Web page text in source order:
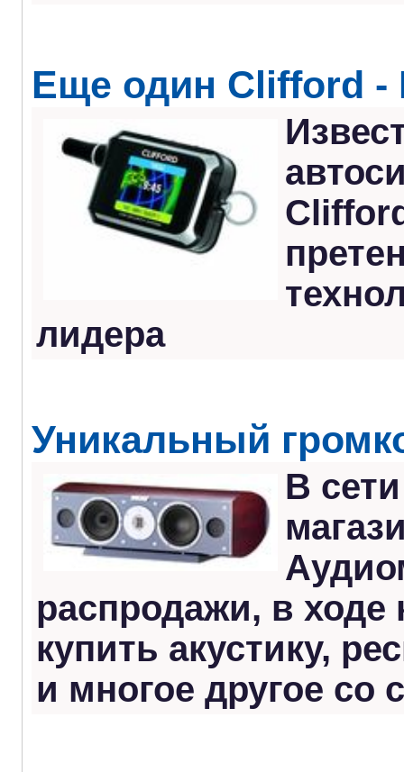
Еще один Clifford -
лидера
Уникальный
В
распродажи, в
купить акустику,
и многое другое со